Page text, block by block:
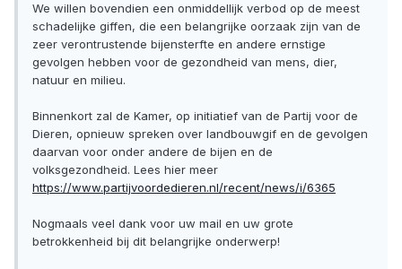
We willen bovendien een onmiddellijk verbod op de meest
schadelijke giffen, die een belangrijke oorzaak zijn van de
zeer verontrustende bijensterfte en andere ernstige
gevolgen hebben voor de gezondheid van mens, dier,
natuur en milieu.
Binnenkort zal de Kamer, op initiatief van de Partij voor de
Dieren, opnieuw spreken over landbouwgif en de gevolgen
daarvan voor onder andere de bijen en de
volksgezondheid. Lees hier meer
https://www.partijvoordedieren.nl/recent/news/i/6365
Nogmaals veel dank voor uw mail en uw grote
betrokkenheid bij dit belangrijke onderwerp!